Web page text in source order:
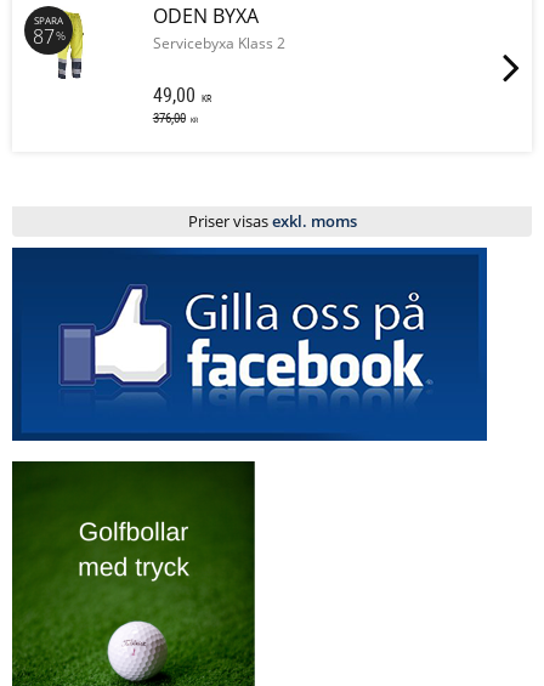
ODEN BYXA
Servicebyxa Klass 2
49,00 KR
376,00 KR
SPARA
87%
Priser visasexkl. moms